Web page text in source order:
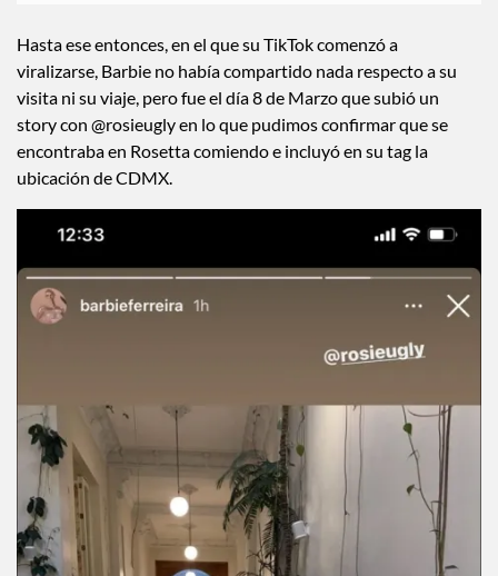
Hasta ese entonces, en el que su TikTok comenzó a
viralizarse, Barbie no había compartido nada respecto a su
visita ni su viaje, pero fue el día 8 de Marzo que subió un
story con @rosieugly en lo que pudimos confirmar que se
encontraba en Rosetta comiendo e incluyó en su tag la